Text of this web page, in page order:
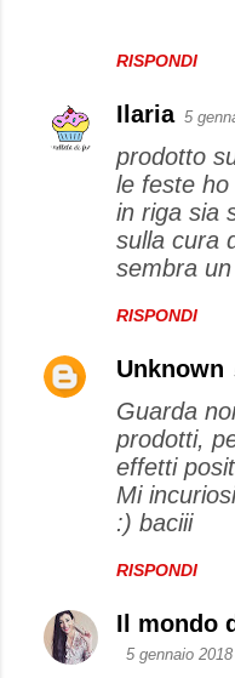
RISPONDI
Ilaria 5
prodotto
le feste
in riga sia
sulla cura
sembra
RISPONDI
Unknown
Guarda
prodotti,
effetti
Mi
:) baciii
RISPONDI
Il mondo
5 gennaio